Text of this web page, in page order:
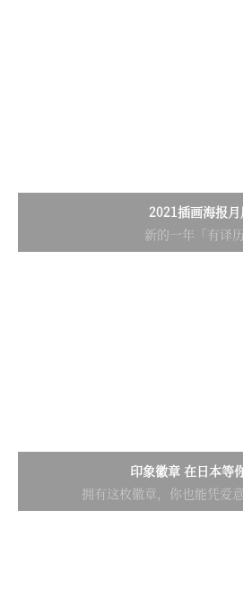
2021插画海报
新的一年「有译历
印象徽章 在日本等
拥有这枚徽章，你也能凭爱